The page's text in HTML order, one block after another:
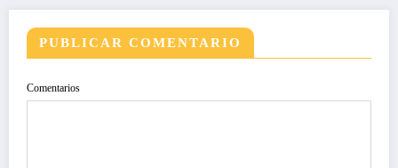
PUBLICAR COMENTARIO
Comentarios